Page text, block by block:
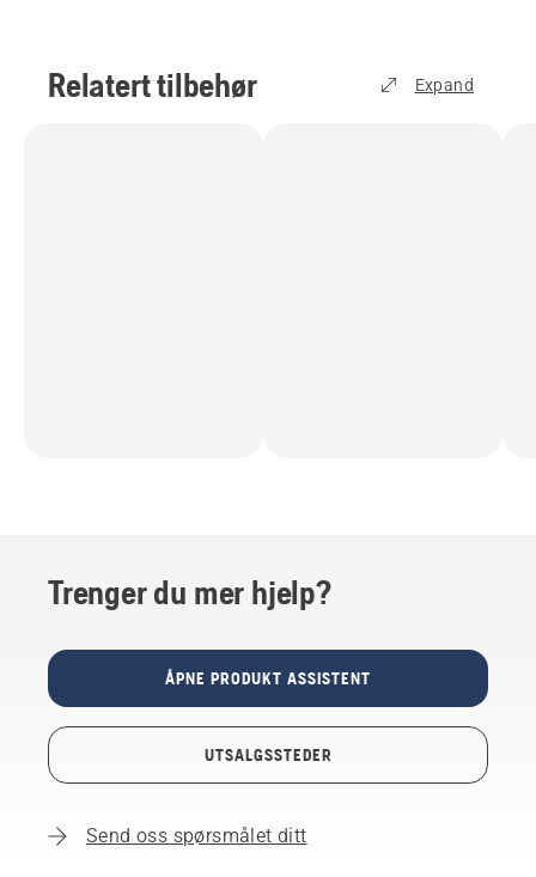
Relatert tilbehør Expand
Trenger du mer hjelp?
ÅPNE PRODUKT ASSISTENT
UTSALGSSTEDER
Send oss spørsmålet ditt